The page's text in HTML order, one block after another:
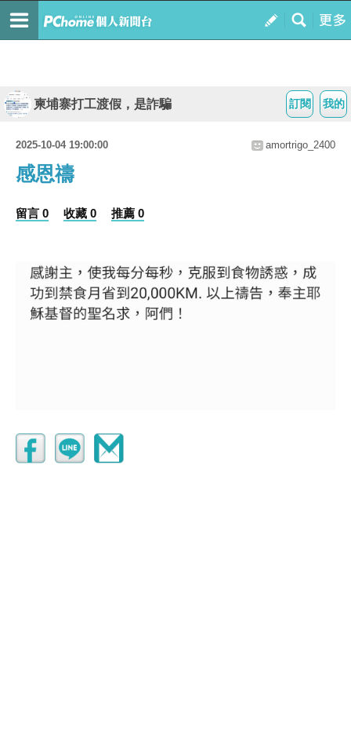
我的
訂閱
柬埔寨打工渡假，是詐騙
2025-10-04 19:00:00 amortrigo_2400
感恩禱
留言 0 收藏 0 推薦 0